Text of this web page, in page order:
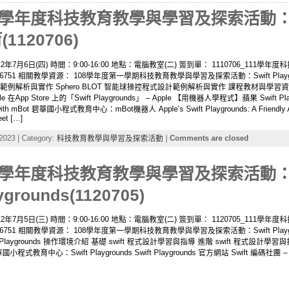
年度科技教育教學與學習及探索活
年7月6日(四) 時間：9:00-16:00 地點：電腦教室(二) 簽到單： 1110706_111學年度
相關教學資源： 108學年度第一學期科技教育教學與學習及探索活動：Swift
例解析與實作 Sphero BLOT 智能球操控程式設計範例解析與實作 課程教材與學習
在App Store 上的「Swift Playgrounds」 – Apple 【用機器人學程式】蘋果 Swift
mBot 碧華國小程式教育中心：mBot機器人 Apple’s Swift Playgrounds: A
[…]
| Category: 科技教育教學與學習及探索活動 | Comments are closed
年度科技教育教學與學習及探索活動
年7月5日(三) 時間：9:00-16:00 地點：電腦教室(二) 簽到單： 1120705_111學年度
相關教學資源： 108學年度第一學期科技教育教學與學習及探索活動：Swift
操作環境介紹 基礎 swift 程式設計學習與指導 進階 swift 程式設計學習
國小程式教育中心：Swift Playgrounds Swift Playgrounds 官方網站 Swift 編碼社團